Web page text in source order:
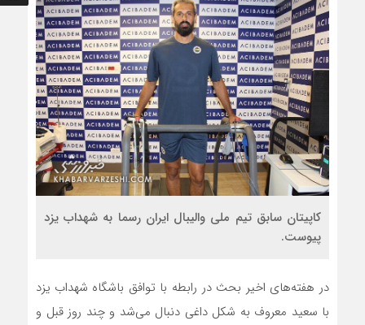
کاپیتان سابق تیم ملی والیبال ایران رسما به شهداب یزد
پیوست.
در هفته‌های اخیر بحث در رابطه با توافق باشگاه شهداب یزد
با سعید معروف به شکل داغی دنبال می‌شد و چند روز قبل و